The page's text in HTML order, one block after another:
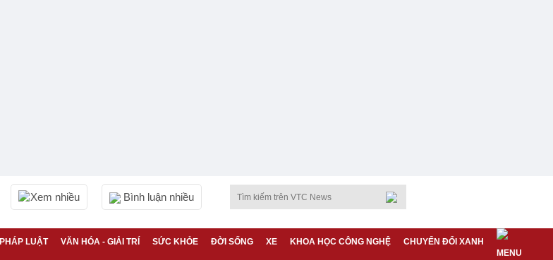
Xem nhiều Bình luận nhiều
PHÁP LUẬT VĂN HÓA - GIẢI TRÍ SỨC KHỎE ĐỜI SỐNG XE KHOA HỌC CÔNG NGHỆ CHUYỂN ĐỔI XANH